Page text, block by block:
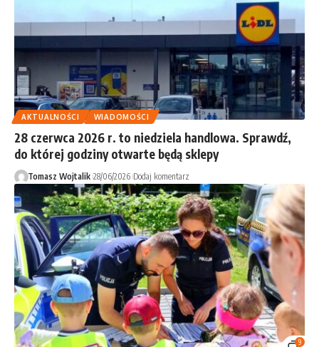
AKTUALNOŚCI WIADOMOŚCI
28 czerwca 2026 r. to niedziela handlowa. Sprawdź,
do której godziny otwarte będą sklepy
Tomasz Wojtalik 28/06/2026 Dodaj komentarz
9